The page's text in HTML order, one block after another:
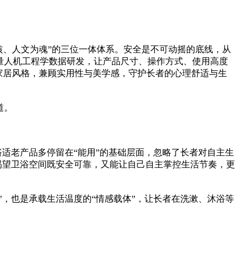
人文为魂”的三位一体体系。安全是不可动摇的底线，从
机工程学数据研发，让产品尺寸、操作方式、使用高度
风格，兼顾实用性与美学感，守护长者的心理舒适与生
老产品多停留在“能用”的基础层面，忽略了长者对自主生
卫浴空间既安全可靠，又能让自己自主掌控生活节奏，更
也是承载生活温度的“情感载体”，让长者在洗漱、沐浴等